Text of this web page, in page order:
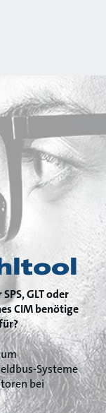
GLT oder
CIM benötige
Systeme
bei